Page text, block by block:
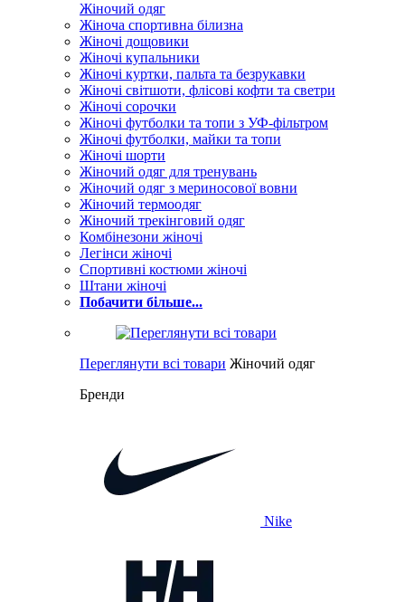
Жіночий одяг
Жіноча спортивна білизна
Жіночі дощовики
Жіночі купальники
Жіночі куртки, пальта та безрукавки
Жіночі світшоти, флісові кофти та светри
Жіночі сорочки
Жіночі футболки та топи з УФ-фільтром
Жіночі футболки, майки та топи
Жіночі шорти
Жіночий одяг для тренувань
Жіночий одяг з мериносової вовни
Жіночий термоодяг
Жіночий трекінговий одяг
Комбінезони жіночі
Легінси жіночі
Спортивні костюми жіночі
Штани жіночі
Побачити більше...
Переглянути всі товари Жіночий одяг
Бренди
Nike